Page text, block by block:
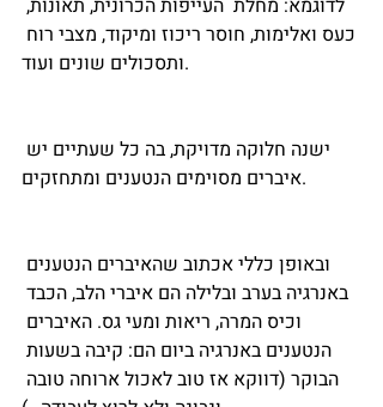
כעס ואלימות, חוסר ריכוז ומיקוד, מצבי רוח
ותסכולים שונים ועוד.
ישנה חלוקה מדויקת, בה כל שעתיים יש
איברים מסוימים הנטענים ומתחזקים.
ובאופן כללי אכתוב שהאיברים הנטענים
באנרגיה בערב ובלילה הם איברי הלב, הכבד
וכיס המרה, ריאות ומעי גס. האיברים
הנטענים באנרגיה ביום הם: קיבה בשעות
הבוקר (דווקא אז טוב לאכול ארוחה טובה